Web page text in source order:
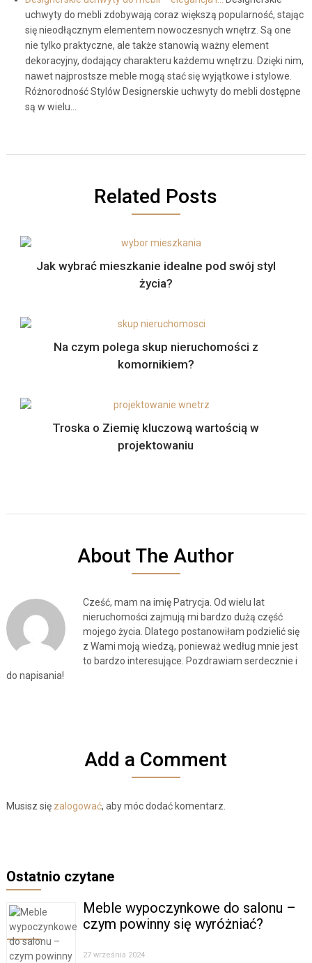
uchwyty do mebli zdobywają coraz większą popularność, stając
się nieodłącznym elementem nowoczesnych wnętrz. Są one
nie tylko praktyczne, ale także stanowią ważny element
dekoracyjny, dodający charakteru każdemu wnętrzu. Dzięki nim,
nawet najprostsze meble mogą stać się wyjątkowe i stylowe.
Różnorodność Stylów Designerskie uchwyty do mebli dostępne
są w wielu…
Related Posts
Jak wybrać mieszkanie idealne pod swój styl
życia?
Na czym polega skup nieruchomości z
komornikiem?
Troska o Ziemię kluczową wartością w
projektowaniu
About The Author
Cześć, mam na imię Patrycja. Od wielu lat
nieruchomości zajmują mi bardzo dużą część
mojego życia. Dlatego postanowiłam podzielić się
z Wami moją wiedzą, ponieważ według mnie jest
to bardzo interesujące. Pozdrawiam serdecznie i
do napisania!
Add a Comment
Musisz się zalogować, aby móc dodać komentarz.
Ostatnio czytane
Meble wypoczynkowe do salonu –
czym powinny się wyróżniać?
27 września 2024